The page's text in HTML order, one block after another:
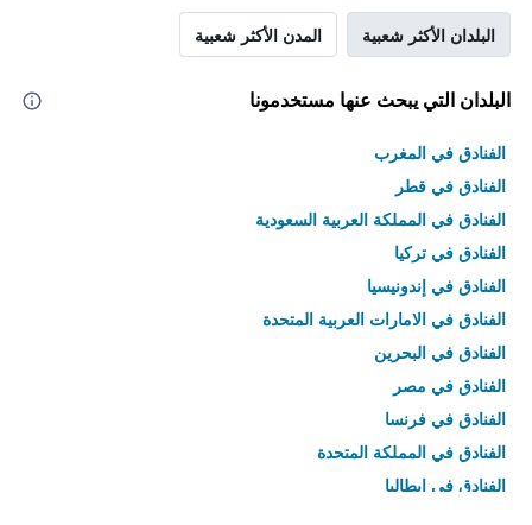
البلدان الأكثر شعبية المدن الأكثر شعبية
البلدان التي يبحث عنها مستخدمونا
الفنادق في المغرب
الفنادق في قطر
الفنادق في المملكة العربية السعودية
الفنادق في تركيا
الفنادق في إندونيسيا
الفنادق في الامارات العربية المتحدة
الفنادق في البحرين
الفنادق في مصر
الفنادق في فرنسا
الفنادق في المملكة المتحدة
الفنادق في إيطاليا